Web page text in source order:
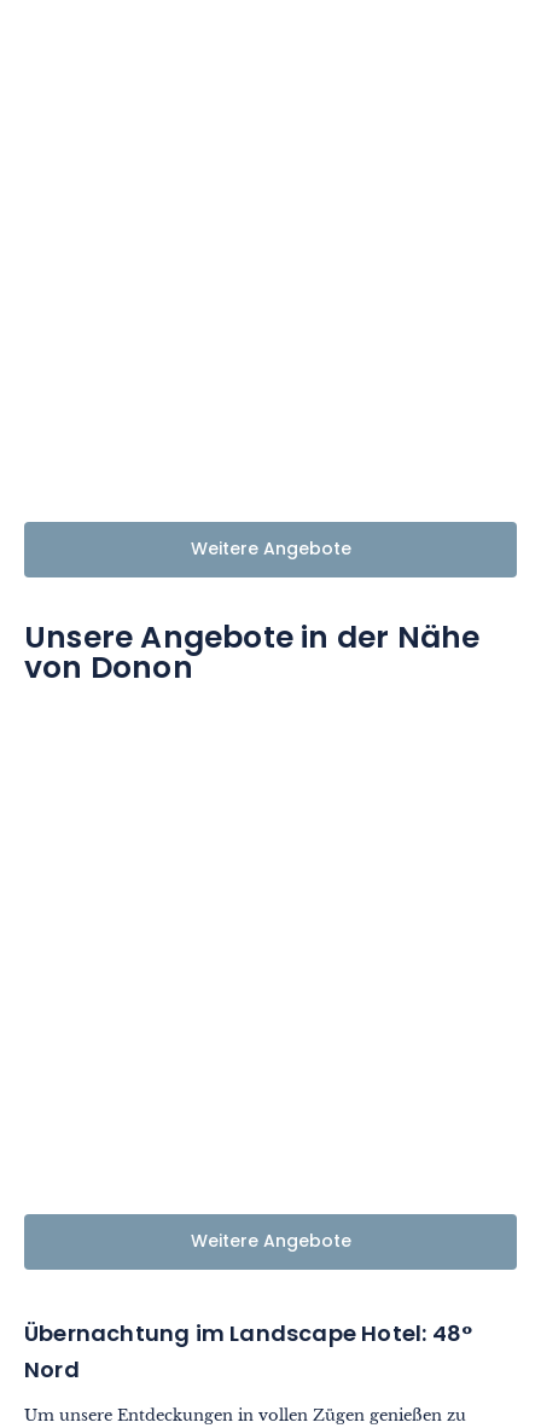
Weitere Angebote
Unsere Angebote in der Nähe
von Donon
Weitere Angebote
Übernachtung im Landscape Hotel: 48°
Nord
Um unsere Entdeckungen in vollen Zügen genießen zu